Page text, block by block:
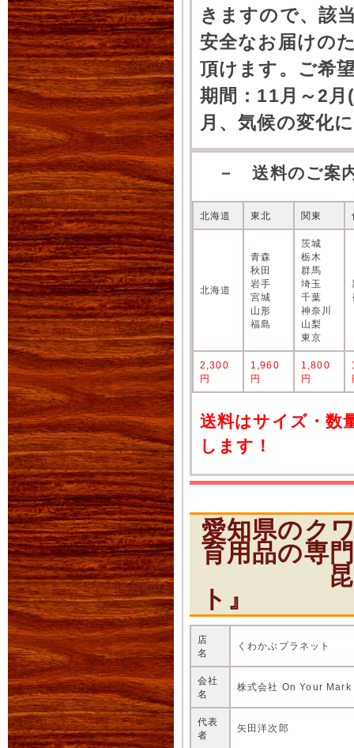
きますので、該
安全なお届けの
頂けます。ご希
期間：11月～2
月、気候の変化
－ 送料のご案
北海道 東北 関東
北海道
青森
秋田
岩手
宮城
山形
福島
茨城
栃木
群馬
埼玉
千葉
神奈川
山梨
東京
2,300
円
1,960
円
1,800
円
送料はサイズ・数
します！
愛知県のク
育用品の専
昆虫シ
ト』
店
名
くわかぶプラネット
会社
名
株式会社 On Your Mark
代表
者
矢田洋次郎